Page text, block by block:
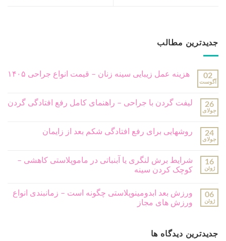
جدیدترین مطالب
02
آگوست
هزینه عمل زیبایی سینه زنان – قیمت انواع جراحی ۱۴۰۵
26
جولای
لیفت گردن با جراحی – راهنمای کامل رفع افتادگی گردن
24
جولای
روشهایی برای رفع افتادگی شکم بعد از زایمان
16
ژوئن
شرایط برش لنگری یا آبنباتی در ماموپلاستی کاهشی –
کوچک کردن سینه
06
ژوئن
ورزش بعد ابدومینوپلاستی چگونه است – زمانبندی انواع
ورزش های مجاز
جدیدترین دیدگاه ها